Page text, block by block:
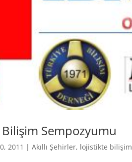
Sempozyumu
2011 |Akıllı Şehirler, lojistikte bilişim